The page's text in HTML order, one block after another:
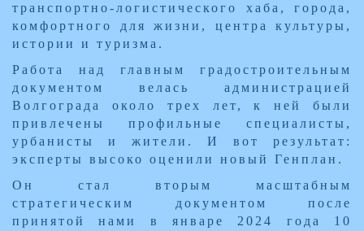
транспортно-логистического хаба, города,
комфортного для жизни, центра культуры,
истории и туризма.
Работа над главным градостроительным
документом велась администрацией
Волгограда около трех лет, к ней были
привлечены профильные специалисты,
урбанисты и жители. И вот результат:
эксперты высоко оценили новый Генплан.
Он стал вторым масштабным
стратегическим документом после
принятой нами в январе 2024 года 10